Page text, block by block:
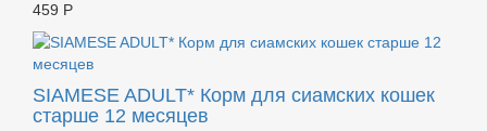
459 Р
SIAMESE ADULT* Корм для cиамских кошек
старше 12 месяцев